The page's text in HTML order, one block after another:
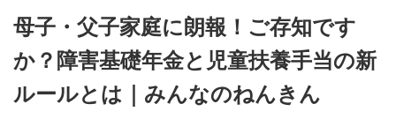
母子・父子家庭に朗報！ご存知です
か？障害基礎年金と児童扶養手当の新
ルールとは｜みんなのねんきん